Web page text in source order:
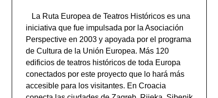
La Ruta Europea de Teatros Históricos es una
iniciativa que fue impulsada por la Asociación
Perspective en 2003 y apoyada por el programa
de Cultura de la Unión Europea. Más 120
edificios de teatros históricos de toda Europa
conectados por este proyecto que lo hará más
accesible para los visitantes. En Croacia